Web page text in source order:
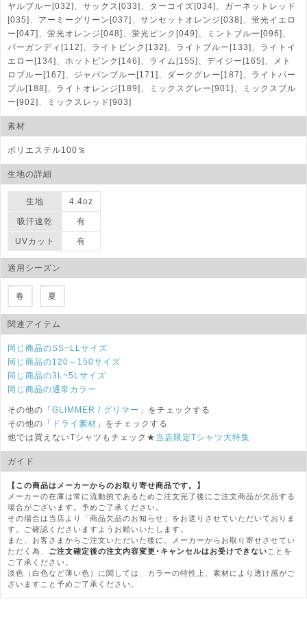
ヤルブルー[032]、サックス[033]、ターコイズ[034]、ガーネットレッド
[035]、アーミーグリーン[037]、サンセットオレンジ[038]、蛍光イエロ
ー[047]、蛍光オレンジ[048]、蛍光ピンク[049]、ミントブルー[096]、
バーガンディ[112]、ライトピンク[132]、ライトブルー[133]、ライトイ
エロー[134]、ホットピンク[146]、ライム[155]、デイジー[165]、メト
ロブルー[167]、ジャパンブルー[171]、ダークグレー[187]、ライトパー
プル[188]、ライトオレンジ[189]、ミックスグレー[901]、ミックスブル
ー[902]、ミックスレッド[903]
素材
ポリエステル100％
生地の詳細
生地 4.4oz
吸汗速乾 有
UVカット 有
適用シーズン
春 夏
関連アイテム
同じ商品のSS~LLサイズ
同じ商品の120～150サイズ
同じ商品の3L~5Lサイズ
同じ商品の通常カラー
その他の「GLIMMER / グリマー 」をチェックする
その他の「 ドライ素材 」をチェックする
他では買えないTシャツもチェック★ 当店限定Tシャツ大特集
ガイド
【この商品はメーカーからのお取り寄せ商品です。】
メーカーの在庫は常に流動的であるためご注文完了後にご注文商品が欠品する
場合がございます。予めご了承ください。
その場合は当店より「商品欠品のお知らせ」をお送りさせていただいておりま
す。ご確認くださいますようお願いいたします。
また、お客さまからご注文いただいた後に、メーカーからお取り寄せさせてい
ただく為、 ご注文確定後の注文内容変更･キャンセルはお受けできない ことを
ご了承ください。
淡色（白色など薄い色）に関しては、カラーの特性上、素材により透け感がご
ざいますこと予めご了承ください。